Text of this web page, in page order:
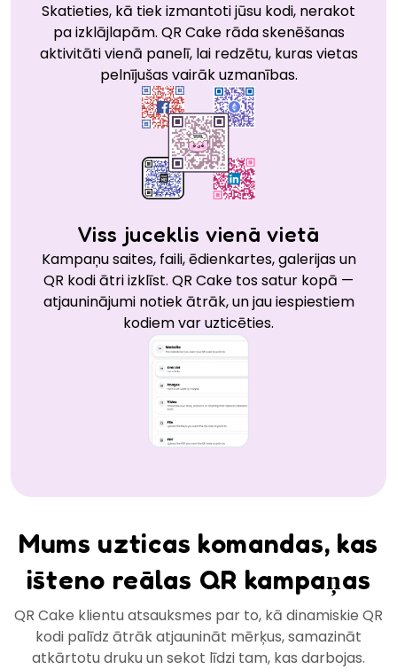
Skatieties, kā tiek izmantoti jūsu kodi, nerakot
pa izklājlapām. QR Cake rāda skenēšanas
aktivitāti vienā panelī, lai redzētu, kuras vietas
pelnījušas vairāk uzmanības.
Viss juceklis vienā vietā
Kampaņu saites, faili, ēdienkartes, galerijas un
QR kodi ātri izklīst. QR Cake tos satur kopā —
atjauninājumi notiek ātrāk, un jau iespiestiem
kodiem var uzticēties.
Mums uzticas komandas, kas
īsteno reālas QR kampaņas
QR Cake klientu atsauksmes par to, kā dinamiskie QR
kodi palīdz ātrāk atjaunināt mērķus, samazināt
atkārtotu druku un sekot līdzi tam, kas darbojas.